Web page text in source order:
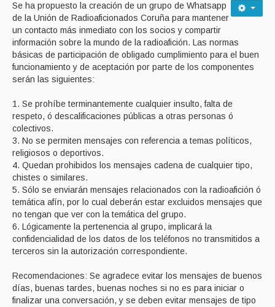
Se ha propuesto la creación de un grupo de Whatsapp
de la Unión de Radioaficionados Coruña para mantener
un contacto más inmediato con los socios y compartir
información sobre la mundo de la radioafición. Las normas
básicas de participación de obligado cumplimiento para el buen
funcionamiento y de aceptación por parte de los componentes
serán las siguientes:
1. Se prohíbe terminantemente cualquier insulto, falta de
respeto, ó descalificaciones públicas a otras personas ó
colectivos.
3. No se permiten mensajes con referencia a temas políticos,
religiosos o deportivos.
4. Quedan prohibidos los mensajes cadena de cualquier tipo,
chistes o similares.
5. Sólo se enviarán mensajes relacionados con la radioafición ó
temática afín, por lo cual deberán estar excluidos mensajes que
no tengan que ver con la temática del grupo.
6. Lógicamente la pertenencia al grupo, implicará la
confidencialidad de los datos de los teléfonos no transmitidos a
terceros sin la autorización correspondiente.
Recomendaciones: Se agradece evitar los mensajes de buenos
días, buenas tardes, buenas noches si no es para iniciar o
finalizar una conversación, y se deben evitar mensajes de tipo